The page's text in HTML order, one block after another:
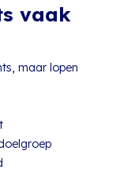
vaak
maar lopen